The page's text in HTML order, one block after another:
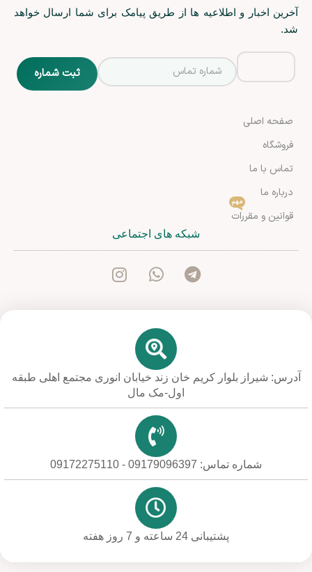
آخرین اخبار و اطلاعیه ها از طریق پیامک برای شما ارسال خواهد
شد.
صفحه اصلی
فروشگاه
تماس با ما
درباره ما
قوانین و مقررات
مهم
شبکه های اجتماعی
آدرس: شیراز بلوار کریم خان زند خیابان انوری مجتمع اهلی طبقه
اول-مک مال
شماره تماس: 09179096397 - 09172275110
پشتیبانی 24 ساعته و 7 روز هفته